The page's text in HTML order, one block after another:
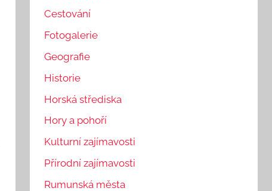
Cestování
Fotogalerie
Geografie
Historie
Horská střediska
Hory a pohoří
Kulturní zajímavosti
Přírodní zajímavosti
Rumunská města